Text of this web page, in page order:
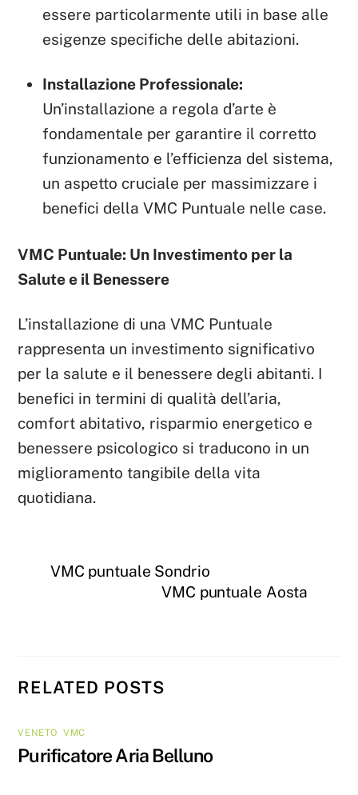
essere particolarmente utili in base alle
esigenze specifiche delle abitazioni.
Installazione Professionale:
Un’installazione a regola d’arte è
fondamentale per garantire il corretto
funzionamento e l’efficienza del sistema,
un aspetto cruciale per massimizzare i
benefici della VMC Puntuale nelle case.
VMC Puntuale: Un Investimento per la
Salute e il Benessere
L’installazione di una VMC Puntuale
rappresenta un investimento significativo
per la salute e il benessere degli abitanti. I
benefici in termini di qualità dell’aria,
comfort abitativo, risparmio energetico e
benessere psicologico si traducono in un
miglioramento tangibile della vita
quotidiana.
VMC puntuale Sondrio
VMC puntuale Aosta
RELATED POSTS
VENETO ,VMC
Purificatore Aria Belluno